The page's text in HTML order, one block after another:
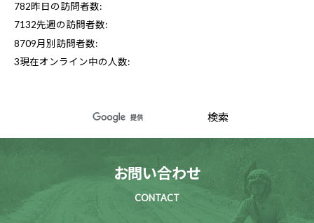
782昨日の訪問者数:
7132先週の訪問者数:
8709月別訪問者数:
3現在オンライン中の人数:
お問い合わせ
CONTACT